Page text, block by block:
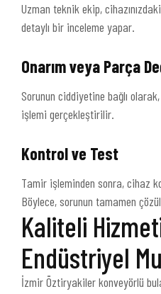
Uzman teknik ekip,
detaylı bir inceleme yapar.
Onarım veya Parça
Sorunun ciddiyetine bağlı
işlemi gerçekleştirilir.
Kontrol ve Test
Tamir işleminden sonra, cihaz
Böylece, sorunun tamamen
Kaliteli
Endüstriyel
İzmir Öztiryakiler konveyörlü